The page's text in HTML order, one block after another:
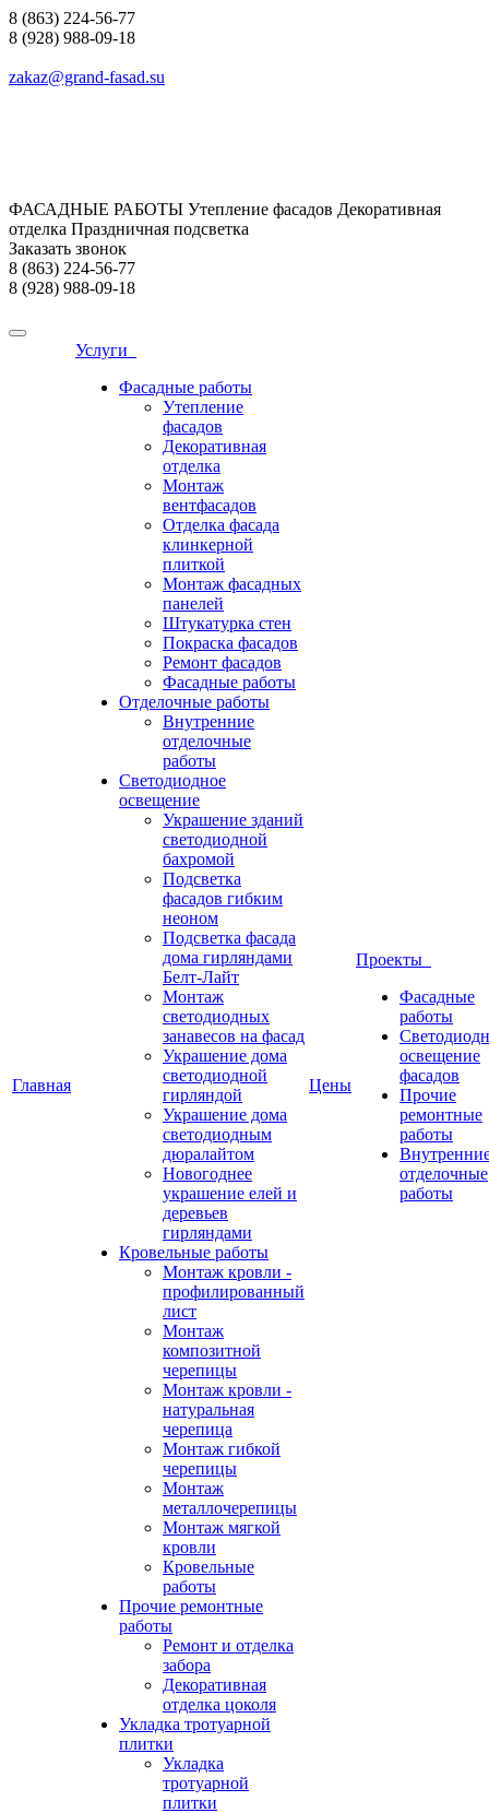
8 (863) 224-56-77
8 (928) 988-09-18
zakaz@grand-fasad.su
ФАСАДНЫЕ РАБОТЫ Утепление фасадов Декоративная
отделка Праздничная подсветка
Заказать звонок
8 (863) 224-56-77
8 (928) 988-09-18
Главная
Услуги
Фасадные работы
Утепление
фасадов
Декоративная
отделка
Монтаж
вентфасадов
Отделка фасада
клинкерной
плиткой
Монтаж фасадных
панелей
Штукатурка стен
Покраска фасадов
Ремонт фасадов
Фасадные работы
Отделочные работы
Внутренние
отделочные
работы
Светодиодное
освещение
Украшение зданий
светодиодной
бахромой
Подсветка
фасадов гибким
неоном
Подсветка фасада
дома гирляндами
Белт-Лайт
Монтаж
светодиодных
занавесов на фасад
Украшение дома
светодиодной
гирляндой
Украшение дома
светодиодным
дюралайтом
Новогоднее
украшение елей и
деревьев
гирляндами
Кровельные работы
Монтаж кровли -
профилированный
лист
Монтаж
композитной
черепицы
Монтаж кровли -
натуральная
черепица
Монтаж гибкой
черепицы
Монтаж
металлочерепицы
Монтаж мягкой
кровли
Кровельные
работы
Прочие ремонтные
работы
Ремонт и отделка
забора
Декоративная
отделка цоколя
Укладка тротуарной
плитки
Укладка
тротуарной
плитки
Цены
Проекты
Фасадные
работы
освещение
фасадов
Прочие
ремонтные
работы
отделочные
работы